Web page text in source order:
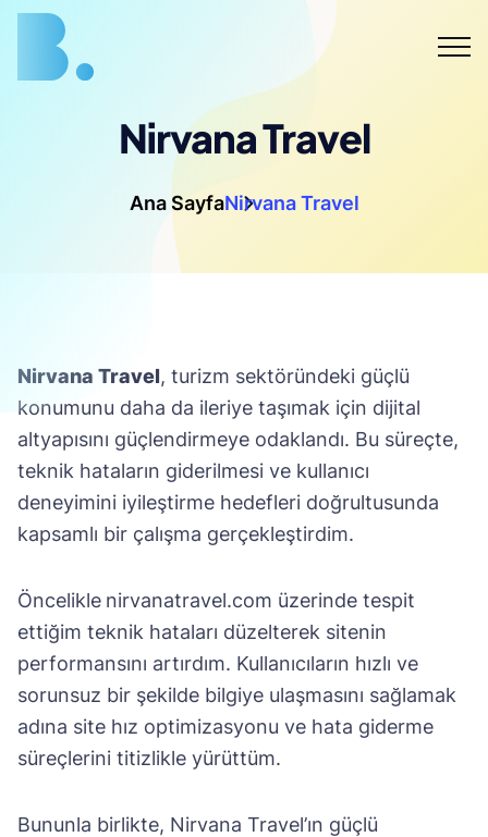
Müşteri
Yorumları
⭐️
Nirvana Travel
Ana SayfaNirvana Travel
Nirvana Travel, turizm sektöründeki güçlü
konumunu daha da ileriye taşımak için dijital
altyapısını güçlendirmeye odaklandı. Bu süreçte,
teknik hataların giderilmesi ve kullanıcı
deneyimini iyileştirme hedefleri doğrultusunda
kapsamlı bir çalışma gerçekleştirdim.
Öncelikle nirvanatravel.com üzerinde tespit
ettiğim teknik hataları düzelterek sitenin
performansını artırdım. Kullanıcıların hızlı ve
sorunsuz bir şekilde bilgiye ulaşmasını sağlamak
adına site hız optimizasyonu ve hata giderme
süreçlerini titizlikle yürüttüm.
Bununla birlikte, Nirvana Travel’ın güçlü